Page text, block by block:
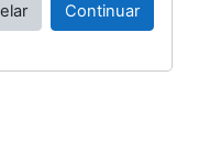
Continuar